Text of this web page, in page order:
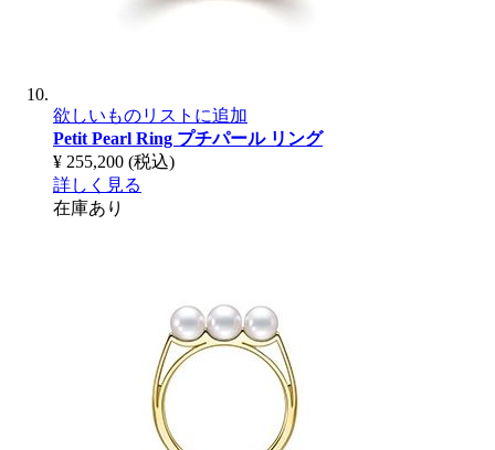
欲しいものリストに追加
Petit Pearl Ring プチパール リング
¥ 255,200 (税込)
詳しく見る
在庫あり